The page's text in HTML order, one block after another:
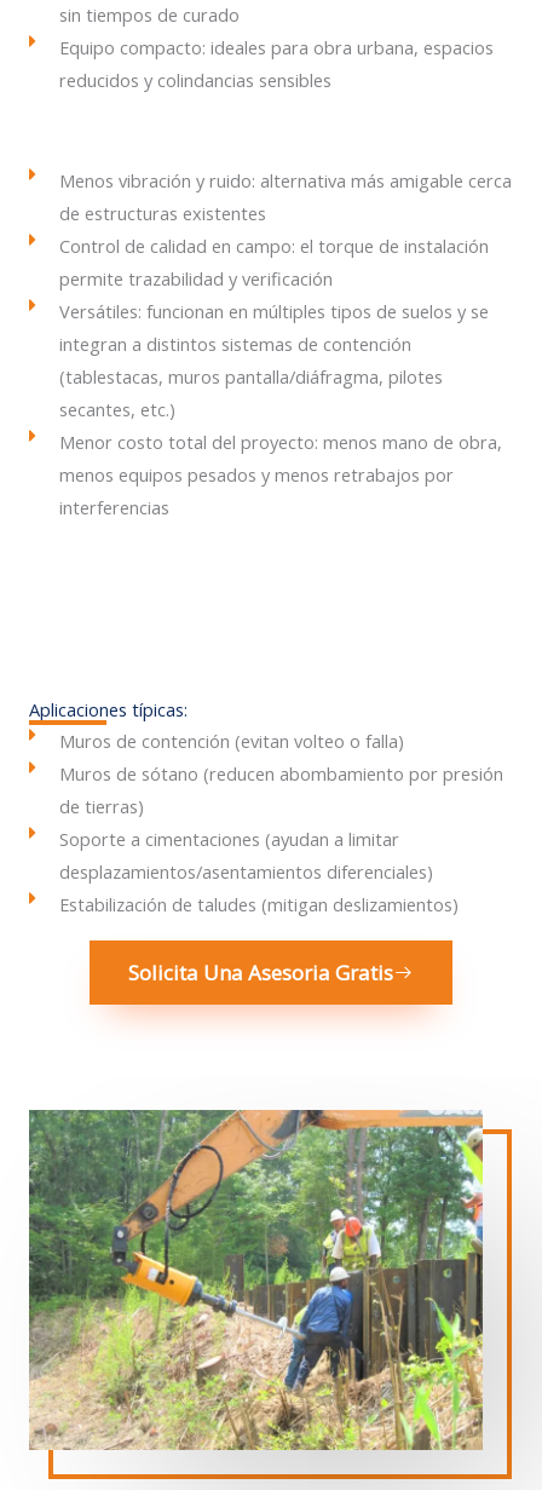
sin tiempos de curado
Equipo compacto: ideales para obra urbana, espacios
reducidos y colindancias sensibles
Menos vibración y ruido: alternativa más amigable cerca
de estructuras existentes
Control de calidad en campo: el torque de instalación
permite trazabilidad y verificación
Versátiles: funcionan en múltiples tipos de suelos y se
integran a distintos sistemas de contención
(tablestacas, muros pantalla/diáfragma, pilotes
secantes, etc.)
Menor costo total del proyecto: menos mano de obra,
menos equipos pesados y menos retrabajos por
interferencias
Aplicaciones típicas:
Muros de contención (evitan volteo o falla)
Muros de sótano (reducen abombamiento por presión
de tierras)
Soporte a cimentaciones (ayudan a limitar
desplazamientos/asentamientos diferenciales)
Estabilización de taludes (mitigan deslizamientos)
Solicita Una Asesoria Gratis